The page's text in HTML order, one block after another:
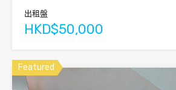
出租盤
HKD$50,000
Featured